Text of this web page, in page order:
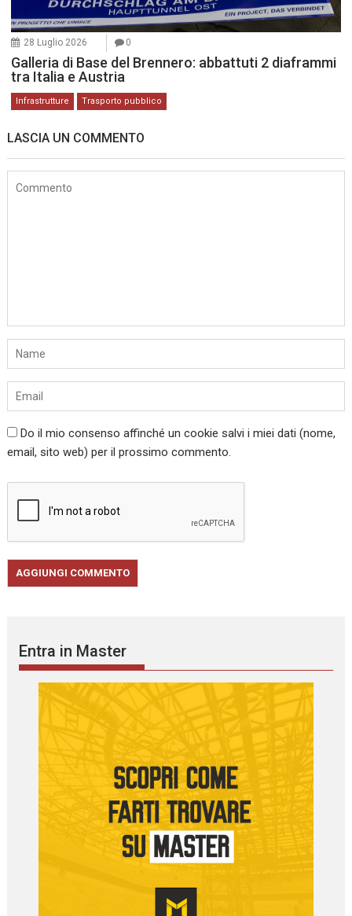
28 Luglio 2026 0
Galleria di Base del Brennero: abbattuti 2 diaframmi
tra Italia e Austria
Infrastrutture Trasporto pubblico
LASCIA UN COMMENTO
Do il mio consenso affinché un cookie salvi i miei dati (nome,
email, sito web) per il prossimo commento.
Entra in Master